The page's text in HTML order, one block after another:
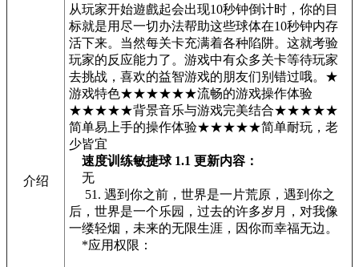
介绍
从玩家开始遊戲起会出现10秒钟倒计时，你的目
标就是用尽一切办法帮助这些球体在10秒钟内存
活下来。当然每关卡充满着各种陷阱。这就考验
玩家的反应能力了。游戏中有众多关卡等待玩家
去挑战，喜欢的益智游戏的朋友们别错过哦。★
游戏特色★★★★★★流畅的游戏操作体验
★★★★★背景音乐与游戏完美结合★★★★★
简单易上手的操作体验★★★★★简单耐玩，老
少皆宜
速度训练敏捷球 1.1 更新内容：
无
51. 遇到你之前，世界是一片荒原，遇到你之
后，世界是一个乐园，过去的许多岁月，对我像
一缕轻烟，未来的无限生涯，因你而幸福无边。
*应用权限：